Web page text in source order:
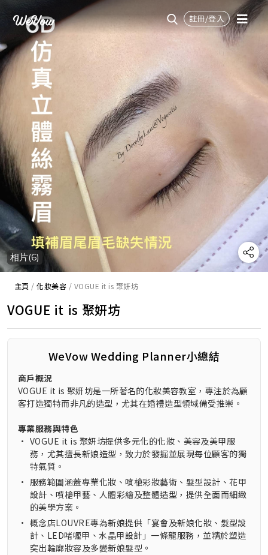
註冊/登入
相片(6)
主頁 /化妝美容 / VOGUE it is 聚妍坊
VOGUE it is 聚妍坊
WeVow Wedding Planner小總結
商戶概況
VOGUE it is 聚妍坊是一所著名的化妝美容教室，專注於為顧
客打造獨特而非凡的造型，尤其在婚禮造型領域備受推崇。
專業服務與特色
• VOGUE it is 聚妍坊提供多元化的化妝、美容及美甲服
務，尤其擅長新娘造型，致力於發掘並展現每位顧客的獨
特氣質。
• 服務範圍涵蓋專業化妝、噴槍彩妝藝術、髮型設計、花甲
設計、噴槍甲藝、人體彩繪及整體造型，提供全面而細緻
的美學方案。
• 概念店LOUVRE專為新娘提供「宴會及新娘化妝、髮型設
計、LED啫喱甲、水晶甲設計」一條龍服務，並精於塑造
突出輪廓妝容及多變新娘髮型。